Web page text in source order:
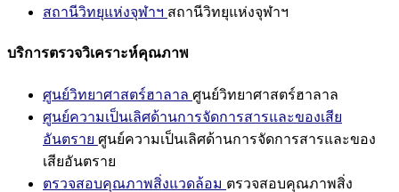
สถานีวิทยุแห่งจุฬาฯ สถานีวิทยุแห่งจุฬาฯ
บริการตรวจวิเคราะห์คุณภาพ
ศูนย์วิทยาศาสตร์ฮาลาล ศูนย์วิทยาศาสตร์ฮาลาล
ศูนย์ความเป็นเลิศด้านการจัดการสารและของเสีย
อันตราย ศูนย์ความเป็นเลิศด้านการจัดการสารและของ
เสียอันตราย
ตรวจสอบคุณภาพสิ่งแวดล้อม ตรวจสอบคุณภาพสิ่ง